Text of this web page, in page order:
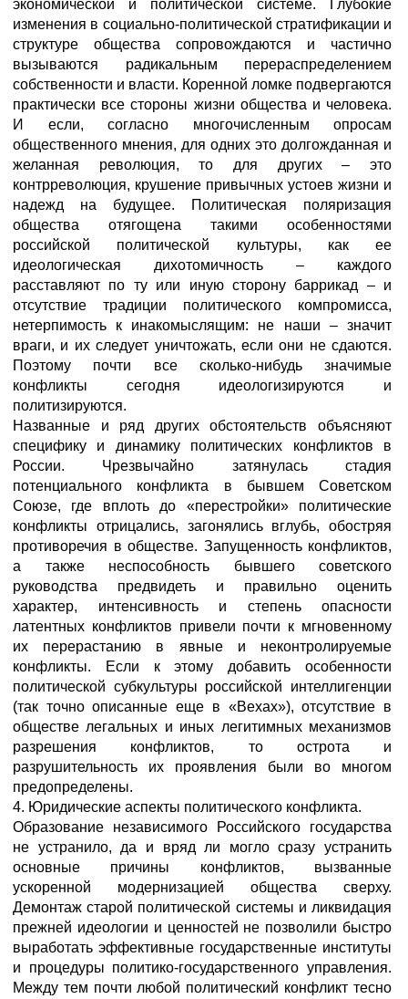
экономической и политической системе. Глубокие
изменения в социально-политической стратификации и
структуре общества сопровождаются и частично
вызываются радикальным перераспределением
собственности и власти. Коренной ломке подвергаются
практически все стороны жизни общества и человека.
И если, согласно многочисленным опросам
общественного мнения, для одних это долгожданная и
желанная революция, то для других – это
контрреволюция, крушение привычных устоев жизни и
надежд на будущее. Политическая поляризация
общества отягощена такими особенностями
российской политической культуры, как ее
идеологическая дихотомичность – каждого
расставляют по ту или иную сторону баррикад – и
отсутствие традиции политического компромисса,
нетерпимость к инакомыслящим: не наши – значит
враги, и их следует уничтожать, если они не сдаются.
Поэтому почти все сколько-нибудь значимые
конфликты сегодня идеологизируются и
политизируются.
Названные и ряд других обстоятельств объясняют
специфику и динамику политических конфликтов в
России. Чрезвычайно затянулась стадия
потенциального конфликта в бывшем Советском
Союзе, где вплоть до «перестройки» политические
конфликты отрицались, загонялись вглубь, обостряя
противоречия в обществе. Запущенность конфликтов,
а также неспособность бывшего советского
руководства предвидеть и правильно оценить
характер, интенсивность и степень опасности
латентных конфликтов привели почти к мгновенному
их перерастанию в явные и неконтролируемые
конфликты. Если к этому добавить особенности
политической субкультуры российской интеллигенции
(так точно описанные еще в «Вехах»), отсутствие в
обществе легальных и иных легитимных механизмов
разрешения конфликтов, то острота и
разрушительность их проявления были во многом
предопределены.
4. Юридические аспекты политического конфликта.
Образование независимого Российского государства
не устранило, да и вряд ли могло сразу устранить
основные причины конфликтов, вызванные
ускоренной модернизацией общества сверху.
Демонтаж старой политической системы и ликвидация
прежней идеологии и ценностей не позволили быстро
выработать эффективные государственные институты
и процедуры политико-государственного управления.
Между тем почти любой политический конфликт тесно